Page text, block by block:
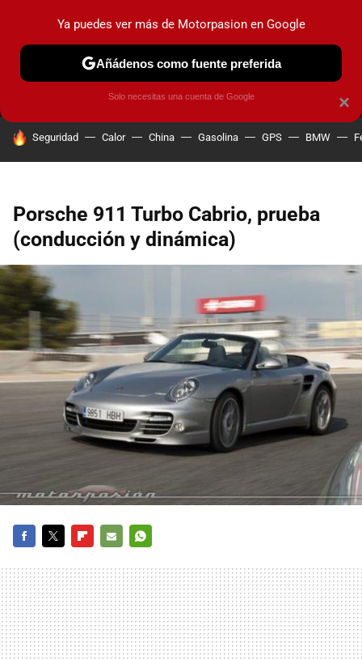
MENÚ NUEVO
COCHES ELÉCTRICOS OBSERVATORIO
HOY SE HABLA DE
Seguridad Calor China Gasolina GPS BMW
Porsche 911 Turbo Cabrio, prueba
(conducción y dinámica)
MAIL
×
Ya puedes ver más de Motorpasion en Google
Añádenos como fuente preferida
Solo necesitas una cuenta de Google